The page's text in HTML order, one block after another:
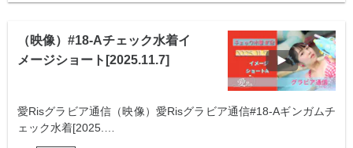
（映像）#18-Aチェック水着イ
メージショート[2025.11.7]
愛Risグラビア通信（映像）愛Risグラビア通信#18-Aギンガムチ
ェック水着[2025.…